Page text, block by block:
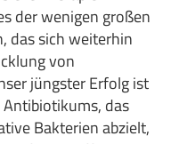
der wenigen großen
das sich weiterhin
von
jüngster Erfolg ist
das
Bakterien abzielt,